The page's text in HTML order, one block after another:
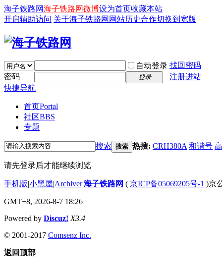
海子铁路网海子铁路网微博设为首页收藏本站
开启辅助访问 关于海子铁路网 网站历史合作切换到宽版
自动登录 找回密码
密码
登录
注册进站
快捷导航
首页Portal
社区BBS
专题
搜索 搜索 热搜: CRH380A 和谐号
请先登录后才能继续浏览
手机版|小黑屋|Archiver|海子铁路网 ( 京ICP备05069205号-1 )京
GMT+8, 2026-8-7 18:26
Powered by Discuz! X3.4
© 2001-2017 Comsenz Inc.
返回顶部